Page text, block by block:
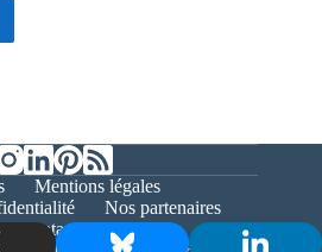
Mentions légales
Nos partenaires
Contact